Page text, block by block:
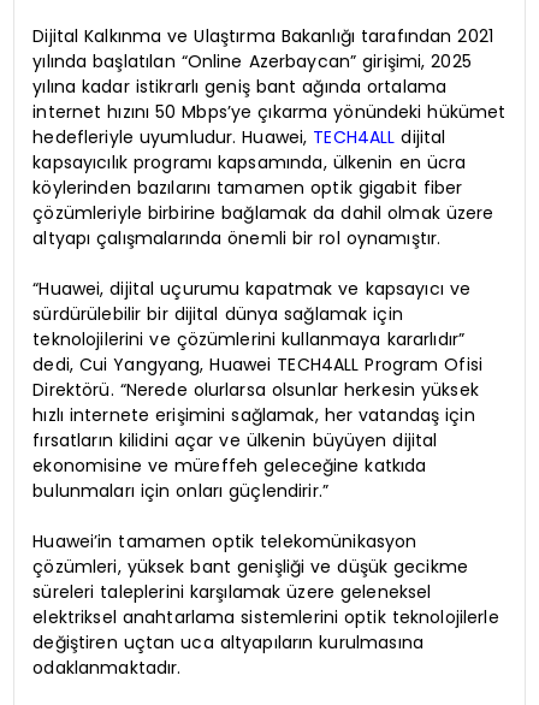
Dijital Kalkınma ve Ulaştırma Bakanlığı tarafından 2021
yılında başlatılan “Online Azerbaycan” girişimi, 2025
yılına kadar istikrarlı geniş bant ağında ortalama
internet hızını 50 Mbps’ye çıkarma yönündeki hükümet
hedefleriyle uyumludur. Huawei, TECH4ALL dijital
kapsayıcılık programı kapsamında, ülkenin en ücra
köylerinden bazılarını tamamen optik gigabit fiber
çözümleriyle birbirine bağlamak da dahil olmak üzere
altyapı çalışmalarında önemli bir rol oynamıştır.
“Huawei, dijital uçurumu kapatmak ve kapsayıcı ve
sürdürülebilir bir dijital dünya sağlamak için
teknolojilerini ve çözümlerini kullanmaya kararlıdır”
dedi, Cui Yangyang, Huawei TECH4ALL Program Ofisi
Direktörü. “Nerede olurlarsa olsunlar herkesin yüksek
hızlı internete erişimini sağlamak, her vatandaş için
fırsatların kilidini açar ve ülkenin büyüyen dijital
ekonomisine ve müreffeh geleceğine katkıda
bulunmaları için onları güçlendirir.”
Huawei’in tamamen optik telekomünikasyon
çözümleri, yüksek bant genişliği ve düşük gecikme
süreleri taleplerini karşılamak üzere geleneksel
elektriksel anahtarlama sistemlerini optik teknolojilerle
değiştiren uçtan uca altyapıların kurulmasına
odaklanmaktadır.